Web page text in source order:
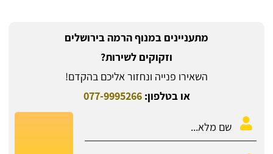
מתעניינים במנוף הרמה בירושלים
וזקוקים לשירות?
השאירו פנייה ונחזור אליכם בהקדם!
או בטלפון:077-9995266